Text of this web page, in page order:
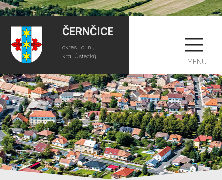
ČERNČICE
okres Louny
kraj Ústecký
MENU